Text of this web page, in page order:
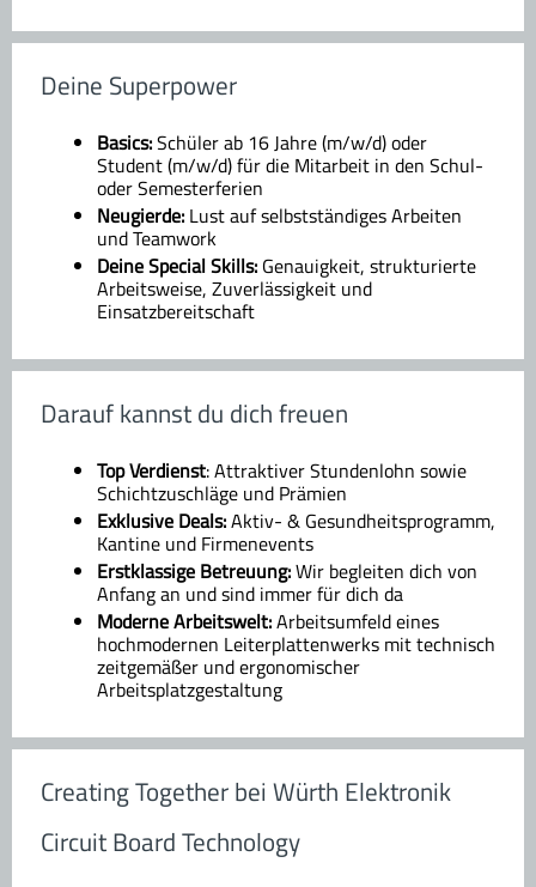
Deine Superpower
Basics:Schüler ab 16 Jahre (m/w/d) oder
Student (m/w/d) für die Mitarbeit in den Schul-
oder Semesterferien
Neugierde: Lust auf selbstständiges Arbeiten
und Teamwork
Deine Special Skills: Genauigkeit, strukturierte
Arbeitsweise, Zuverlässigkeit und
Einsatzbereitschaft
Darauf kannst du dich freuen
Top Verdienst: Attraktiver Stundenlohn sowie
Schichtzuschläge und Prämien
Exklusive Deals:Aktiv- & Gesundheitsprogramm,
Kantine und Firmenevents
Erstklassige Betreuung:Wir begleiten dich von
Anfang an und sind immer für dich da
Moderne Arbeitswelt:Arbeitsumfeld eines
hochmodernen Leiterplattenwerks mit technisch
zeitgemäßer und ergonomischer
Arbeitsplatzgestaltung
Creating Together bei Würth Elektronik
Circuit Board Technology